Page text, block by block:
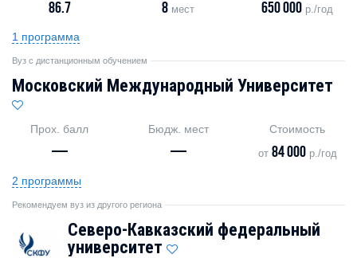
86.7 8 мест 650 000 р./год
1 программа
Вуз с дистанционным обучением
Московский Международный Университет
Прох. балл
—
Бюдж. мест
—
Стоимость
от 84 000р./год
2 программы
Рекомендуем вуз из другого региона
Северо-Кавказский федеральный
университет